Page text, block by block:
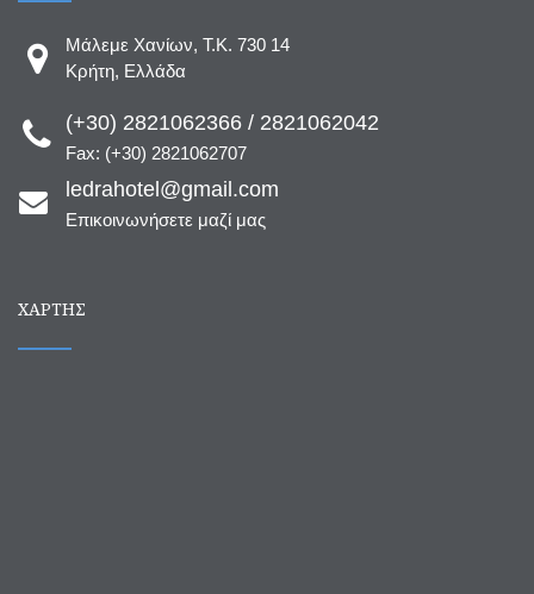
Μάλεμε Χανίων, T.K. 730 14
Κρήτη, Ελλάδα
(+30) 2821062366 / 2821062042
Fax: (+30) 2821062707
ledrahotel@gmail.com
Επικοινωνήσετε μαζί μας
ΧΆΡΤΗΣ